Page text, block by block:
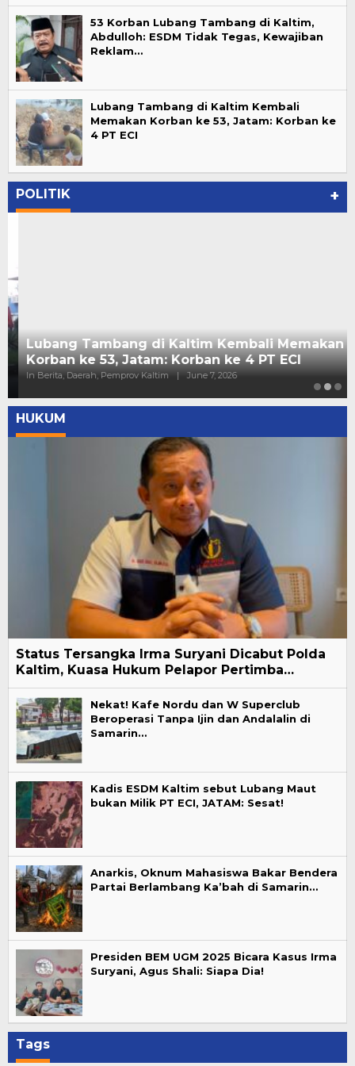
53 Korban Lubang Tambang di Kaltim,
Abdulloh: ESDM Tidak Tegas, Kewajiban
Reklam…
Lubang Tambang di Kaltim Kembali
Memakan Korban ke 53, Jatam: Korban ke
4 PT ECI
POLITIK +
Lubang Tambang di Kaltim Kembali Memakan
Korban ke 53, Jatam: Korban ke 4 PT ECI
In Berita, Daerah, Pemprov Kaltim | June 7, 2026
HUKUM
Status Tersangka Irma Suryani Dicabut Polda
Kaltim, Kuasa Hukum Pelapor Pertimba…
Nekat! Kafe Nordu dan W Superclub
Beroperasi Tanpa Ijin dan Andalalin di
Samarin…
Kadis ESDM Kaltim sebut Lubang Maut
bukan Milik PT ECI, JATAM: Sesat!
Anarkis, Oknum Mahasiswa Bakar Bendera
Partai Berlambang Ka’bah di Samarin…
Presiden BEM UGM 2025 Bicara Kasus Irma
Suryani, Agus Shali: Siapa Dia!
Tags